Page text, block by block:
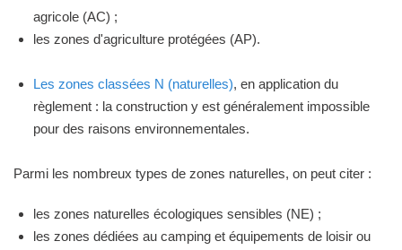
agricole (AC) ;
les zones d'agriculture protégées (AP).
Les zones classées N (naturelles), en application du
règlement : la construction y est généralement impossible
pour des raisons environnementales.
Parmi les nombreux types de zones naturelles, on peut citer :
les zones naturelles écologiques sensibles (NE) ;
les zones dédiées au camping et équipements de loisir ou